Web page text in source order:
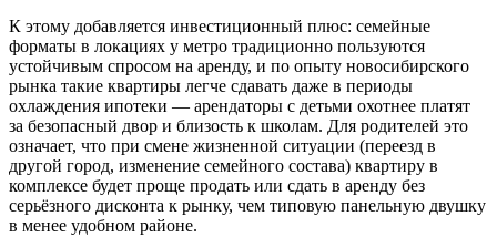
К этому добавляется инвестиционный плюс: семейные
форматы в локациях у метро традиционно пользуются
устойчивым спросом на аренду, и по опыту новосибирского
рынка такие квартиры легче сдавать даже в периоды
охлаждения ипотеки — арендаторы с детьми охотнее платят
за безопасный двор и близость к школам. Для родителей это
означает, что при смене жизненной ситуации (переезд в
другой город, изменение семейного состава) квартиру в
комплексе будет проще продать или сдать в аренду без
серьёзного дисконта к рынку, чем типовую панельную двушку
в менее удобном районе.